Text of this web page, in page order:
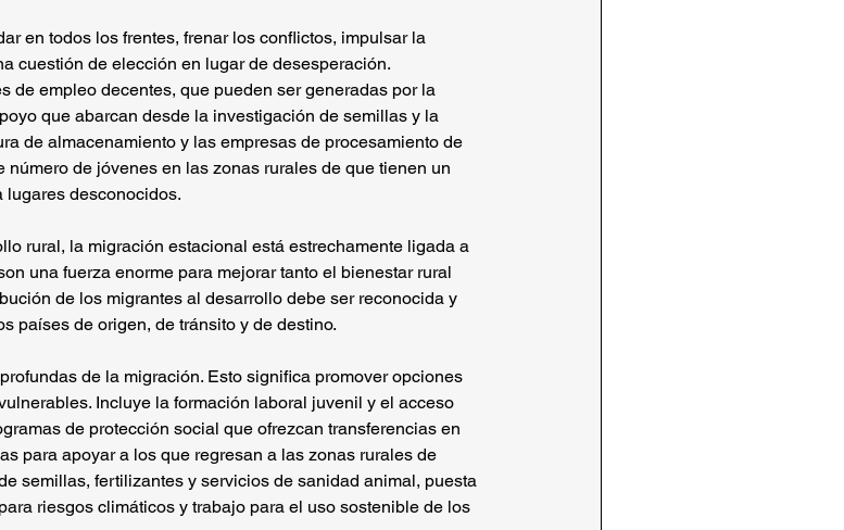
en todos los frentes, frenar los conflictos, impulsar la
cuestión de elección en lugar de desesperación.
de empleo decentes, que pueden ser generadas por la
que abarcan desde la investigación de semillas y la
de almacenamiento y las empresas de procesamiento de
de jóvenes en las zonas rurales de que tienen un
desconocidos.
rural, la migración estacional está estrechamente ligada a
una fuerza enorme para mejorar tanto el bienestar rural
de los migrantes al desarrollo debe ser reconocida y
países de origen, de tránsito y de destino.
de la migración. Esto significa promover opciones
Incluye la formación laboral juvenil y el acceso
de protección social que ofrezcan transferencias en
para apoyar a los que regresan a las zonas rurales de
semillas, fertilizantes y servicios de sanidad animal, puesta
riesgos climáticos y trabajo para el uso sostenible de los